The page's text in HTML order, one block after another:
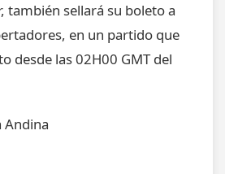
también sellará su boleto a
en un partido que
desde las 02H00 GMT del
Andina